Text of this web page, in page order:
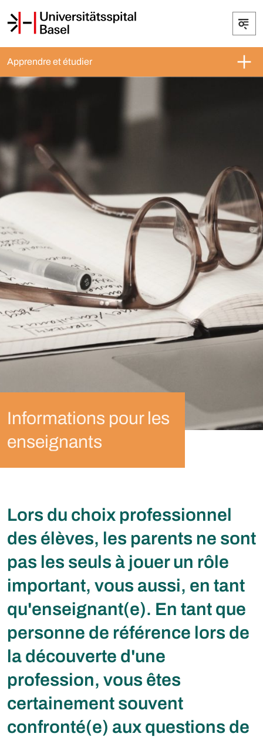
Apprendre et étudier
Informations pour les
enseignants
Lors du choix professionnel
des élèves, les parents ne sont
pas les seuls à jouer un rôle
important, vous aussi, en tant
qu'enseignant(e). En tant que
personne de référence lors de
la découverte d'une
profession, vous êtes
certainement souvent
confronté(e) aux questions de